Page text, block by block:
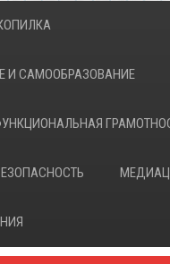
И САМООБРАЗОВАНИЕ